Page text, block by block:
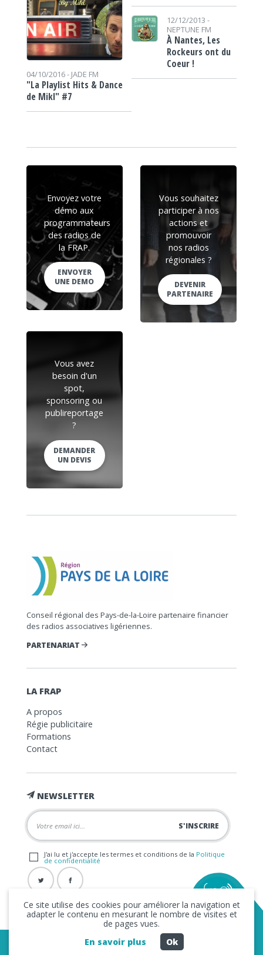
04/10/2016 - JADE FM
"La Playlist Hits & Dance
de Mikl" #7
12/12/2013 -
NEPTUNE FM
À Nantes, Les
Rockeurs ont du
Coeur !
Envoyez votre
démo aux
programmateurs
des radios de
la FRAP.
ENVOYER
UNE DEMO
Vous souhaitez
participer à nos
actions et
promouvoir
nos radios
régionales ?
DEVENIR
PARTENAIRE
Vous avez
besoin d'un
spot,
sponsoring ou
publireportage
?
DEMANDER
UN DEVIS
Conseil régional des Pays-de-la-Loire partenaire financier
des radios associatives ligériennes.
PARTENARIAT
LA FRAP
A propos
Régie publicitaire
Formations
Contact
NEWSLETTER
J'ai lu et j'accepte les termes et conditions de la Politique
de confidentialité
Copyright © 2026 La FRAP -Mentions légales
Ce site utilise des cookies pour améliorer la navigation et
adapter le contenu en mesurant le nombre de visites et
de pages vues.
En savoir plus
Ok